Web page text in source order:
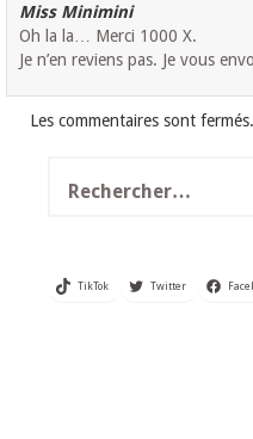
Miss Minimini
Oh la la… Merci 1000 X.
Je n’en reviens pas. Je vous
Les commentaires sont fermés.
TikTok Twitter